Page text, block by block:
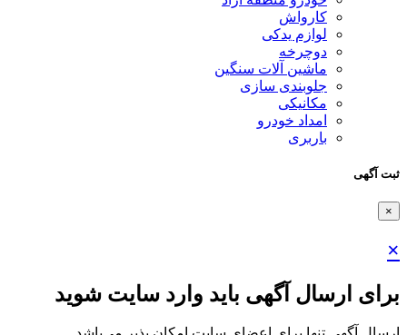
کارواش
لوازم یدکی
دوچرخه
ماشین آلات سنگین
جلوبندی سازی
مکانیکی
امداد خودرو
باربری
ثبت آگهی
×
×
برای ارسال آگهی باید وارد سایت شوید